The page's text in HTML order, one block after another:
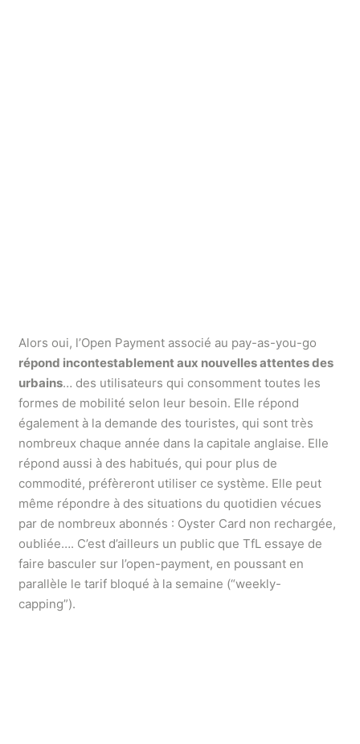
Alors oui, l’Open Payment associé au pay-as-you-go
répond incontestablement aux nouvelles attentes des
urbains… des utilisateurs qui consomment toutes les
formes de mobilité selon leur besoin. Elle répond
également à la demande des touristes, qui sont très
nombreux chaque année dans la capitale anglaise. Elle
répond aussi à des habitués, qui pour plus de
commodité, préfèreront utiliser ce système. Elle peut
même répondre à des situations du quotidien vécues
par de nombreux abonnés : Oyster Card non rechargée,
oubliée…. C’est d’ailleurs un public que TfL essaye de
faire basculer sur l’open-payment, en poussant en
parallèle le tarif bloqué à la semaine (“weekly-
capping”).